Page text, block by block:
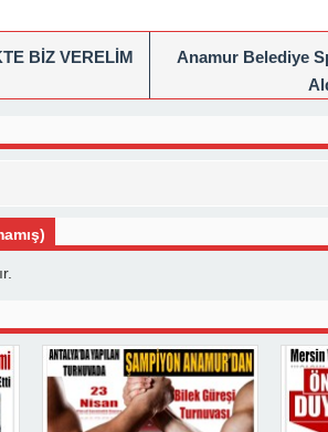
BİZ VERELİM
Anamur Belediye